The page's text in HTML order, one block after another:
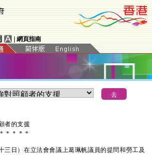
網頁指南
者的支援
＊ ＊ ＊ ＊ ＊
日）在立法會會議上葛珮帆議員的提問和勞工及